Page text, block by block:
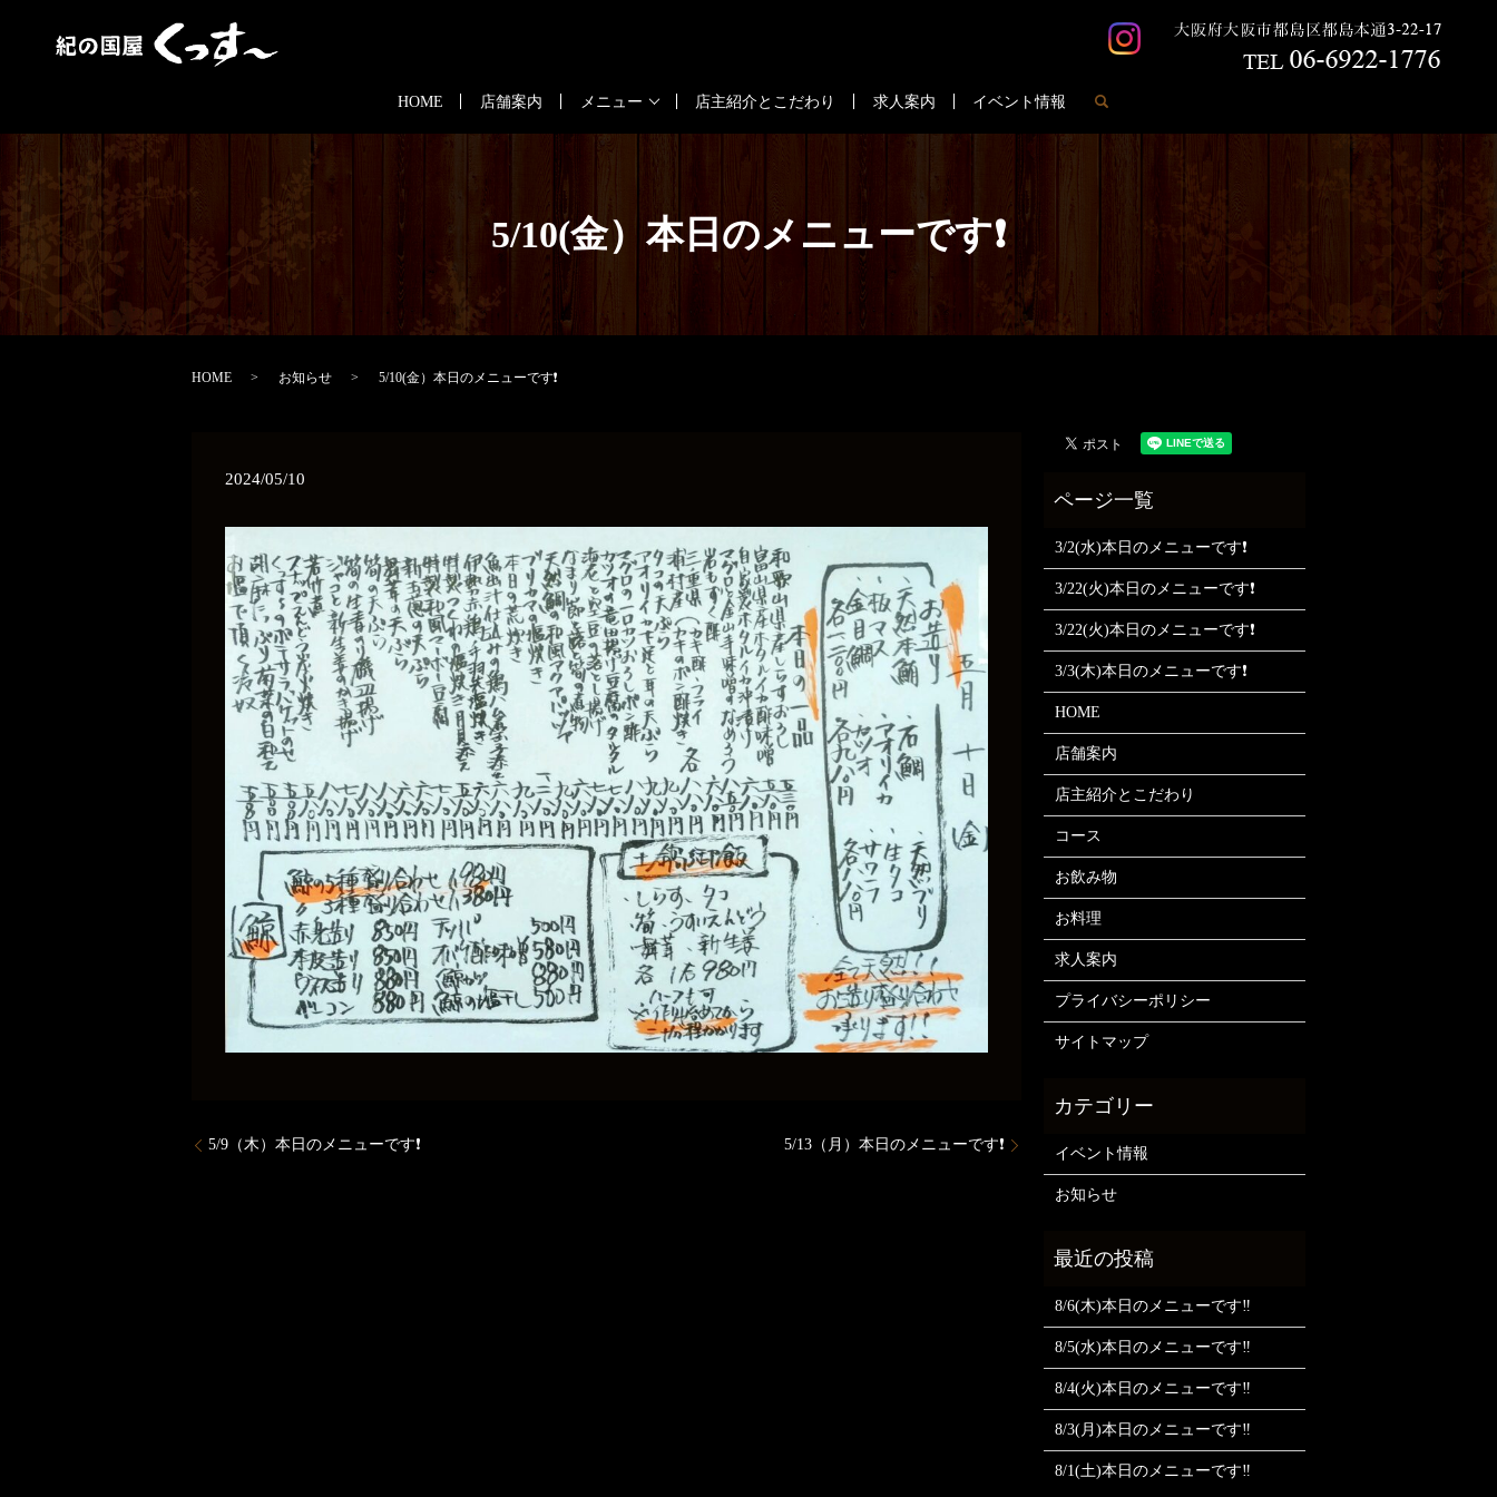
HOME 店舗案内 メニュー 店主紹介とこだわり 求人案内 イベント情報
5/10(金）本日のメニューです❗
HOME お知らせ 5/10(金）本日のメニューです❗
2024/05/10
5/9（木）本日のメニューです❗ 5/13（月）本日のメニューです❗
3/2(水)本日のメニューです❗
3/22(火)本日のメニューです❗
3/22(火)本日のメニューです❗
3/3(木)本日のメニューです❗
HOME
店舗案内
店主紹介とこだわり
コース
お飲み物
お料理
求人案内
プライバシーポリシー
サイトマップ
イベント情報
お知らせ
8/6(木)本日のメニューです‼️
8/5(水)本日のメニューです‼️
8/4(火)本日のメニューです‼️
8/3(月)本日のメニューです‼️
8/1(土)本日のメニューです‼️